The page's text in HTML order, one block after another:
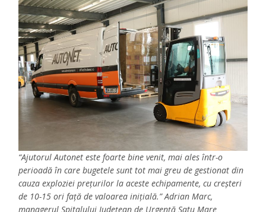
“Ajutorul Autonet este foarte bine venit, mai ales într-o
perioadă în care bugetele sunt tot mai greu de gestionat din
cauza exploziei prețurilor la aceste echipamente, cu creșteri
de 10-15 ori față de valoarea inițială.” Adrian Marc,
managerul Spitalului Județean de Urgență Satu Mare